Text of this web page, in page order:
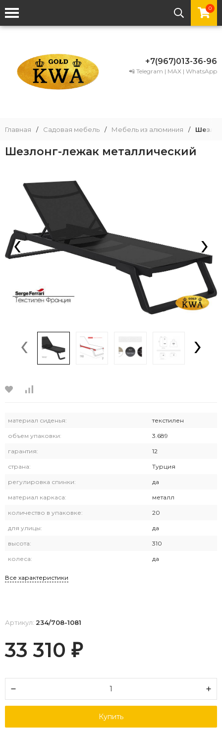
0
+7(967)013-36-96
📲 Telegram | MAX | WhatsApp
Главная / Садовая мебель / Мебель из алюминия /
Шезлонг-лежак металлический
‹ ›
‹ ›
материал сиденья: текстилен
объем упаковки: 3.689
гарантия: 12
страна: Турция
регулировка спинки: да
материал каркаса: металл
количество в упаковке: 20
для улицы: да
высота: 310
колеса: да
Все характеристики
Артикул: 234/708-1081
33 310 ₽
Купить